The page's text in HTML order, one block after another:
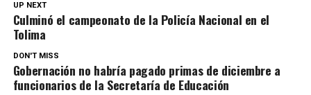
UP NEXT
Culminó el campeonato de la Policía Nacional en el
Tolima
DON'T MISS
Gobernación no habría pagado primas de diciembre a
funcionarios de la Secretaría de Educación